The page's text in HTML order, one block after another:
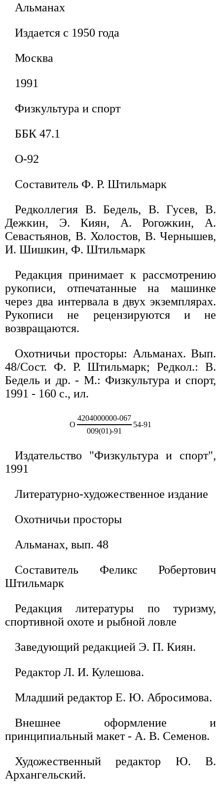
Альманах
Издается с 1950 года
Москва
1991
Физкультура и спорт
ББК 47.1
О-92
Составитель Ф. Р. Штильмарк
Редколлегия В. Бедель, В. Гусев, В.
Дежкин, Э. Киян, А. Рогожкин, А.
Севастьянов, В. Холостов, В. Чернышев,
И. Шишкин, Ф. Штильмарк
Редакция принимает к рассмотрению
рукописи, отпечатанные на машинке
через два интервала в двух экземплярах.
Рукописи не рецензируются и не
возвращаются.
Охотничьи просторы: Альманах. Вып.
48/Сост. Ф. Р. Штильмарк; Редкол.: В.
Бедель и др. - М.: Физкультура и спорт,
1991 - 160 с., ил.
О
4204000000-067
54-91
009(01)-91
Издательство "Физкультура и спорт",
1991
Литературно-художественное издание
Охотничьи просторы
Альманах, вып. 48
Составитель Феликс Робертович
Штильмарк
Редакция литературы по туризму,
спортивной охоте и рыбной ловле
Заведующий редакцией Э. П. Киян.
Редактор Л. И. Кулешова.
Младший редактор Е. Ю. Абросимова.
Внешнее оформление и
принципиальный макет - А. В. Семенов.
Художественный редактор Ю. В.
Архангельский.